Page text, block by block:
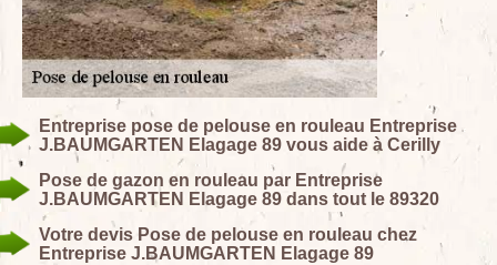
Entreprise pose de pelouse en rouleau Entreprise
J.BAUMGARTEN Elagage 89 vous aide à Cerilly
Pose de gazon en rouleau par Entreprise
J.BAUMGARTEN Elagage 89 dans tout le 89320
Votre devis Pose de pelouse en rouleau chez
Entreprise J.BAUMGARTEN Elagage 89